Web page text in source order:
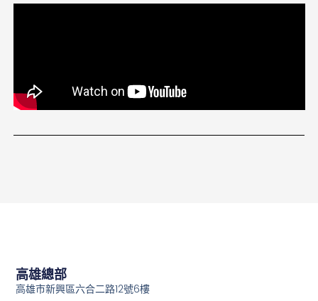
高雄總部
高雄市新興區六合二路12號6樓